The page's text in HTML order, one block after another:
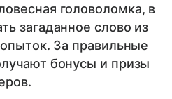
головоломка, в
загаданное слово из
За правильные
бонусы и призы